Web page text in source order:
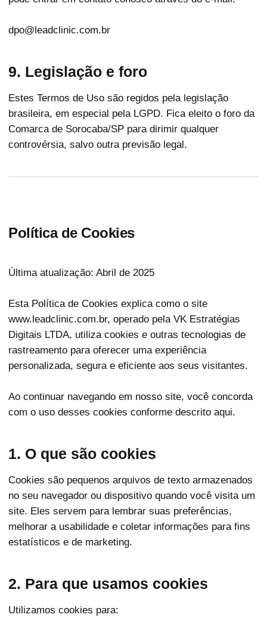
dpo@leadclinic.com.br
9. Legislação e foro
Estes Termos de Uso são regidos pela legislação
brasileira, em especial pela LGPD. Fica eleito o foro da
Comarca de Sorocaba/SP para dirimir qualquer
controvérsia, salvo outra previsão legal.
Política de Cookies
Última atualização: Abril de 2025
Esta Política de Cookies explica como o site
www.leadclinic.com.br, operado pela VK Estratégias
Digitais LTDA, utiliza cookies e outras tecnologias de
rastreamento para oferecer uma experiência
personalizada, segura e eficiente aos seus visitantes.
Ao continuar navegando em nosso site, você concorda
com o uso desses cookies conforme descrito aqui.
1. O que são cookies
Cookies são pequenos arquivos de texto armazenados
no seu navegador ou dispositivo quando você visita um
site. Eles servem para lembrar suas preferências,
melhorar a usabilidade e coletar informações para fins
estatísticos e de marketing.
2. Para que usamos cookies
Utilizamos cookies para: